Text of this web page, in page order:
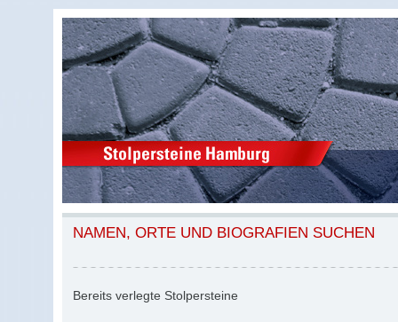
NAMEN, ORTE UND BIOGRAFIEN SUCHEN
Bereits verlegte Stolpersteine